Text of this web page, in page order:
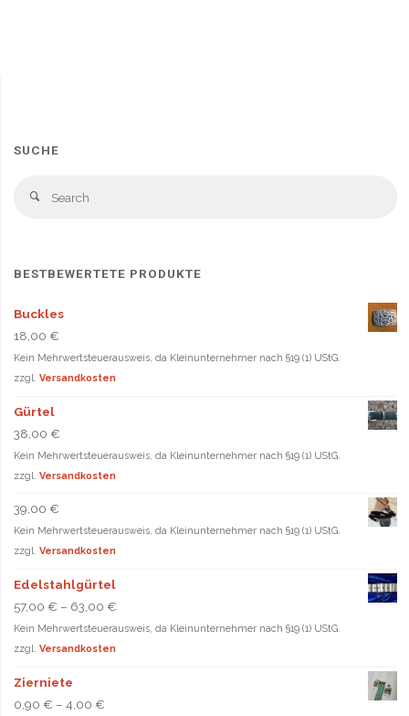
SUCHE
Search
BESTBEWERTETE PRODUKTE
Buckles
18,00 €
Kein Mehrwertsteuerausweis, da Kleinunternehmer nach §19 (1) UStG.
zzgl. Versandkosten
Gürtel
38,00 €
Kein Mehrwertsteuerausweis, da Kleinunternehmer nach §19 (1) UStG.
zzgl. Versandkosten
39,00 €
Kein Mehrwertsteuerausweis, da Kleinunternehmer nach §19 (1) UStG.
zzgl. Versandkosten
Edelstahlgürtel
57,00 € – 63,00 €
Kein Mehrwertsteuerausweis, da Kleinunternehmer nach §19 (1) UStG.
zzgl. Versandkosten
Zierniete
0,90 € – 4,00 €